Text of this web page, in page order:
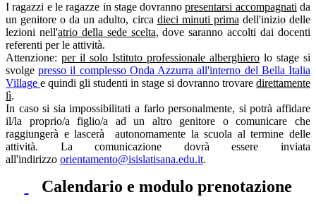
I ragazzi e le ragazze in stage dovrannopresentarsi accompagnati da
un genitore o da un adulto, circa dieci minuti prima dell'inizio delle
lezioni nell'atrio della sede scelta, dove saranno accolti dai docenti
referenti per le attività.
Attenzione: per il solo Istituto professionale alberghiero lo stage si
svolgepresso il complesso Onda Azzurra all'interno del Bella Italia
Village e quindi gli studenti in stage si dovranno trovare direttamente
lì.
In caso si sia impossibilitati a farlo personalmente, si potrà affidare
il/la proprio/a figlio/a ad un altro genitore o comunicare che
raggiungerà e lascerà autonomamente la scuola al termine delle
attività. La comunicazione dovrà essere inviata
all'indirizzo orientamento@isislatisana.edu.it.
Calendario e modulo prenotazione